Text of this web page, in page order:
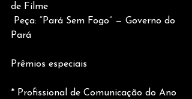
de Filme
Pará
Prêmios especiais
* Profissional de Comunicação do Ano